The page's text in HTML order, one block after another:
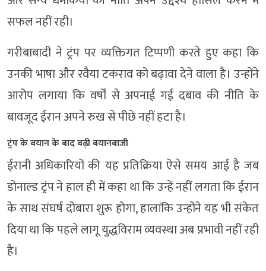
सफल नहीं रही।
गरीबाबादी ने ट्रंप पर व्यक्तिगत टिप्पणी करते हुए कहा कि
उनकी भाषा और रवैया टकराव को बढ़ावा देने वाला है। उन्होंने
आरोप लगाया कि वर्षों से अपनाई गई दबाव की नीति के
बावजूद ईरान अपने रुख से पीछे नहीं हटा है।
ट्रंप के बयान के बाद बढ़ी बयानबाजी
ईरानी अधिकारियों की यह प्रतिक्रिया ऐसे समय आई है जब
डोनाल्ड ट्रंप ने हाल ही में कहा था कि उन्हें नहीं लगता कि ईरान
के साथ संघर्ष दोबारा शुरू होगा, हालांकि उन्होंने यह भी संकेत
दिया था कि पहले लागू युद्धविराम व्यवस्था अब प्रभावी नहीं रही
है।